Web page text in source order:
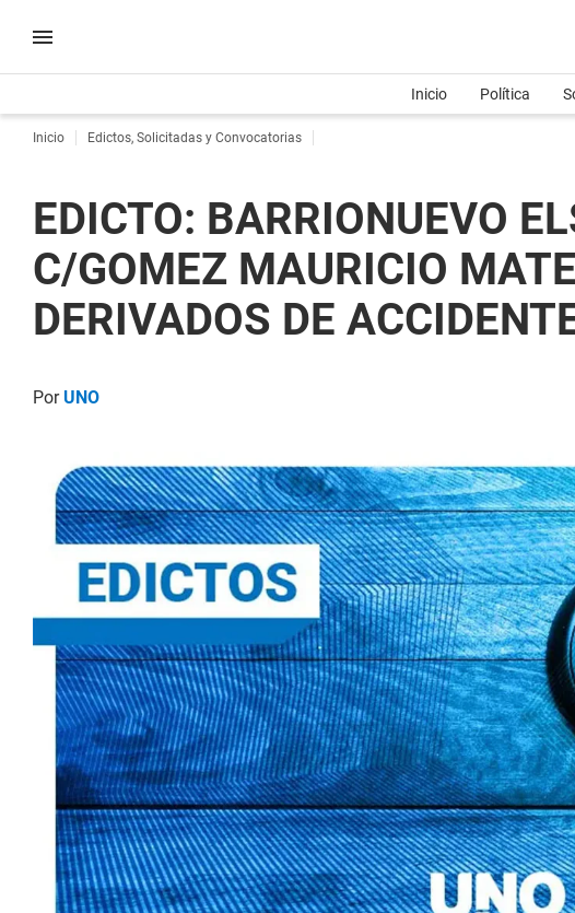
Inicio Política
Inicio Edictos, Solicitadas y Convocatorias
EDICTO: BARRIONUEVO
C/GOMEZ MAURICIO
DERIVADOS DE
PorUNO